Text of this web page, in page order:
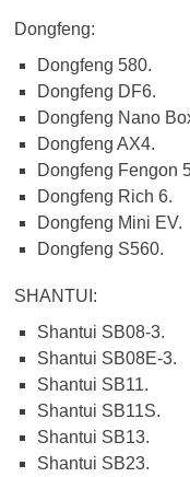
Dongfeng:
Dongfeng 580.
Dongfeng DF6.
Dongfeng Nano
Dongfeng AX4.
Dongfeng Fengon
Dongfeng Rich 6.
Dongfeng Mini EV.
Dongfeng S560.
SHANTUI:
Shantui SB08-3.
Shantui SB08E-3.
Shantui SB11.
Shantui SB11S.
Shantui SB13.
Shantui SB23.